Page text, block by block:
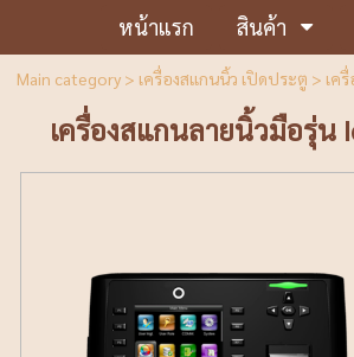
หน้าแรก สินค้า
Main category> เครื่องสแกนนิ้ว เปิดประตู > เค
เครื่องสแกนลายนิ้วมือรุ่น